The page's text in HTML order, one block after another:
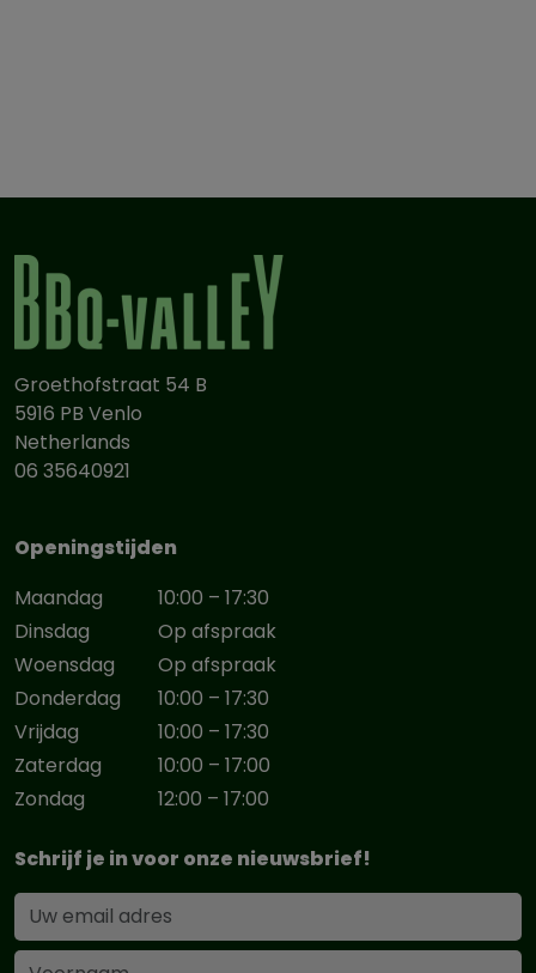
Groethofstraat 54 B
5916 PB Venlo
Netherlands
06 35640921
Openingstijden
Maandag
10:00 – 17:30
Dinsdag
Op afspraak
Woensdag
Op afspraak
Donderdag
10:00 – 17:30
Vrijdag
10:00 – 17:30
Zaterdag
10:00 – 17:00
Zondag
12:00 – 17:00
Schrijf je in voor onze nieuwsbrief!